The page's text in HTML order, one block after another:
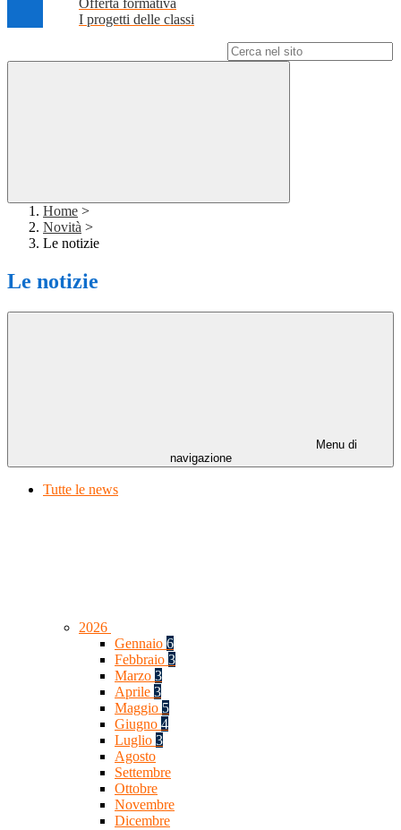
Offerta formativa
I progetti delle classi
Home >
Novità >
Le notizie
Le notizie
Menu di
navigazione
Tutte le news
2026
Gennaio 6
Febbraio 3
Marzo 3
Aprile 3
Maggio 5
Giugno 4
Luglio 3
Agosto
Settembre
Ottobre
Novembre
Dicembre